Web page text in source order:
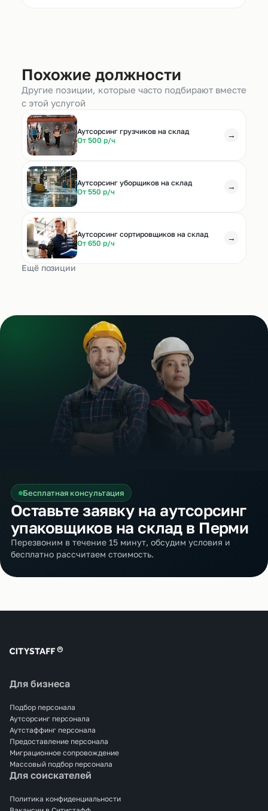
Похожие должности
Другие позиции, которые часто подбирают вместе
с этой услугой
Аутсорсинг грузчиков на склад
От 500 р/ч
→
Аутсорсинг уборщиков на склад
От 550 р/ч
→
Аутсорсинг сортировщиков на склад
От 650 р/ч
→
Ещё позиции
Бесплатная консультация
Оставьте заявку на аутсорсинг
упаковщиков на склад в Перми
Перезвоним в течение 15 минут, обсудим условия и
бесплатно рассчитаем стоимость.
Для бизнеса
Подбор персонала
Аутсорсинг персонала
Аутстаффинг персонала
Предоставление персонала
Миграционное сопровождение
Массовый подбор персонала
Для соискателей
Политика конфиденциальности